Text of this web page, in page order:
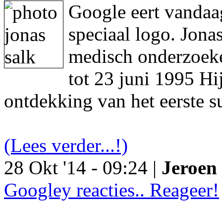
Google eert
speciaal logo.
medisch
tot 23 juni 1995
ontdekking van het eerste
(Lees verder...!)
28 Okt '14 - 09:24 |
Googley reacties.. Reageer!